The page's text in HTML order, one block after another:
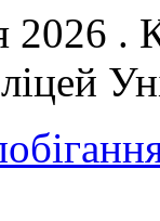
2026 .